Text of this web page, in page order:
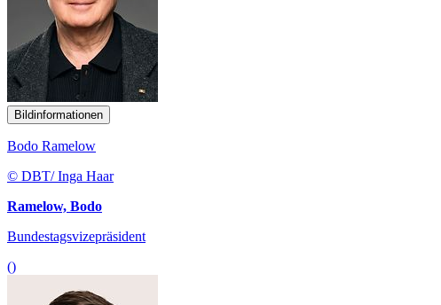
Bildinformationen
Bodo Ramelow
© DBT/ Inga Haar
Ramelow, Bodo
Bundestagsvizepräsident
()